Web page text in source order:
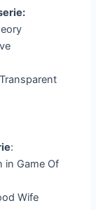
:
in Game Of
Wife